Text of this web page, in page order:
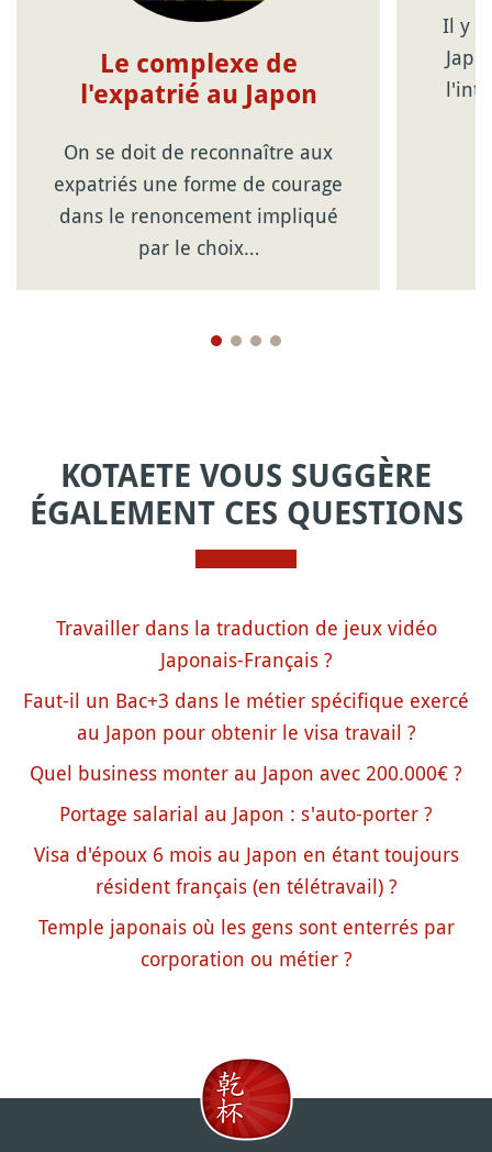
Le complexe de
l'expatrié au Japon
On se doit de reconnaître aux
expatriés une forme de courage
dans le renoncement impliqué
par le choix…
Il y a
KOTAETE VOUS SUGGÈRE
ÉGALEMENT CES QUESTIONS
Travailler dans la traduction de jeux vidéo
Japonais-Français ?
Faut-il un Bac+3 dans le métier spécifique exercé
au Japon pour obtenir le visa travail ?
Quel business monter au Japon avec 200.000€ ?
Portage salarial au Japon : s'auto-porter ?
Visa d'époux 6 mois au Japon en étant toujours
résident français (en télétravail) ?
Temple japonais où les gens sont enterrés par
corporation ou métier ?